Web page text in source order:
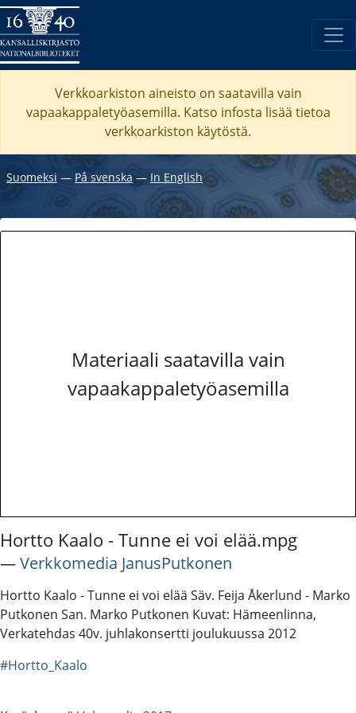
Verkkoarkiston aineisto on saatavilla vain
vapaakappaletyöasemilla. Katso infosta lisää tietoa
verkkoarkiston käytöstä.
Suomeksi ― På svenska― In English
Materiaali saatavilla vain
vapaakappaletyöasemilla
Hortto Kaalo - Tunne ei voi elää.mpg
―Verkkomedia JanusPutkonen
Hortto Kaalo - Tunne ei voi elää Säv. Feija Åkerlund - Marko
Putkonen San. Marko Putkonen Kuvat: Hämeenlinna,
Verkatehdas 40v. juhlakonsertti joulukuussa 2012
#Hortto_Kaalo